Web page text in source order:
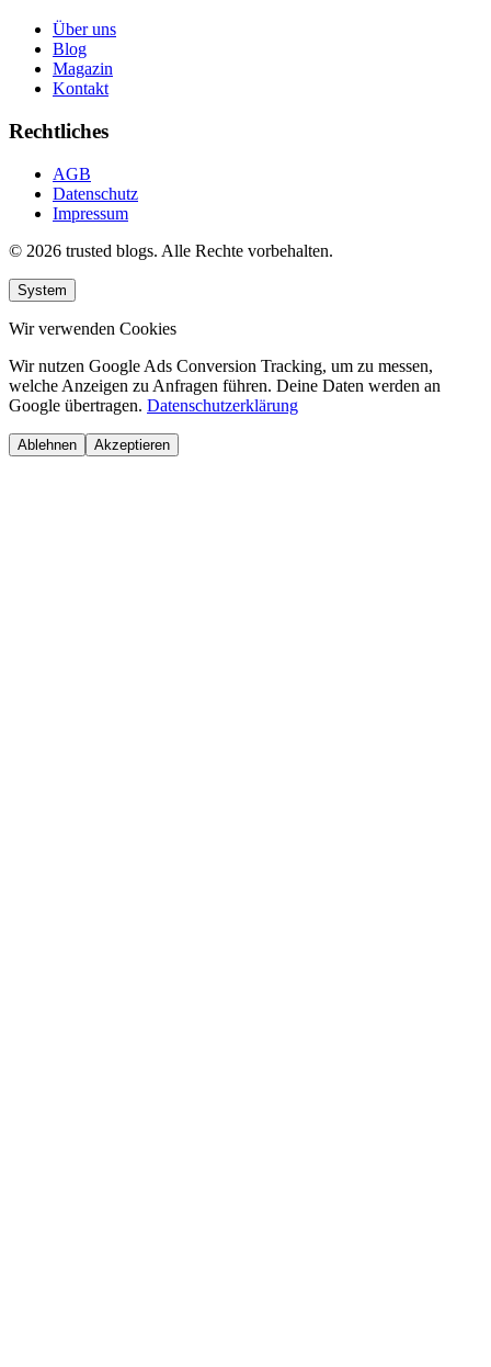
Über uns
Blog
Magazin
Kontakt
Rechtliches
AGB
Datenschutz
Impressum
© 2026 trusted blogs. Alle Rechte vorbehalten.
System
Wir verwenden Cookies
Wir nutzen Google Ads Conversion Tracking, um zu messen,
welche Anzeigen zu Anfragen führen. Deine Daten werden an
Google übertragen. Datenschutzerklärung
Ablehnen Akzeptieren